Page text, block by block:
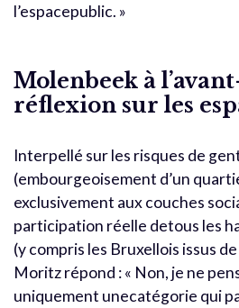
l’espacepublic. »
Molenbeek à
réflexion sur les
Interpellé sur les risques de
(embourgeoisement d’un
exclusivement aux couches
participation réelle detous les
(y compris les Bruxellois issus
Moritz répond : « Non, je ne
uniquement unecatégorie qui